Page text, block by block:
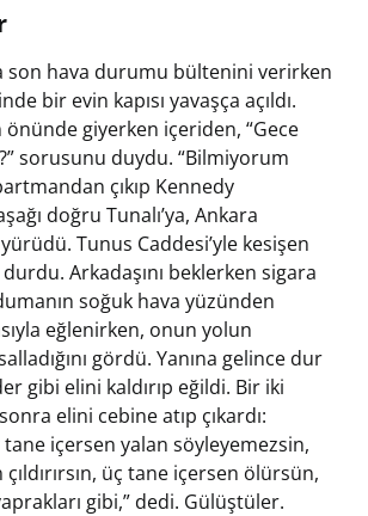
son hava durumu bültenini verirken
bir evin kapısı yavaşça açıldı.
önünde giyerken içeriden, “Gece
sorusunu duydu. “Bilmiyorum
çıkıp Kennedy
doğru Tunalı’ya, Ankara
Tunus Caddesi’yle kesişen
Arkadaşını beklerken sigara
soğuk hava yüzünden
eğlenirken, onun yolun
gördü. Yanına gelince dur
gibi elini kaldırıp eğildi. Bir iki
elini cebine atıp çıkardı:
içersen yalan söyleyemezsin,
üç tane içersen ölürsün,
gibi,” dedi. Gülüştüler.